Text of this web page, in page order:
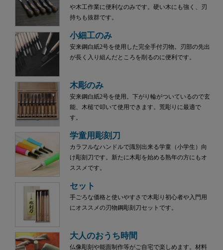
や木工作業に便利なのみです。硬い木にも強く、刃
持ちも抜群です。
小細工のみ
安来鋼白紙2号を使用した完全手付刃物。刃部の先出
が長く入り組んだところを削るのに便利です。
木彫のみ
安来鋼白紙2号を使用。下がり輪がついているので玄
能、木槌で叩いて使用できます。荒彫りに最適で
す。
学童用彫刻刀
カラフルなハンドルで識別出来る学童（小学生）向
け彫刻刀です。新たに木彫を始める熟年の方にもオ
ススメです。
セット
手ごろな価格と使いやすさで木彫り初心者や入門用
にオススメの刃物鋼彫刻刀セットです。
大人のおうち時間
仏像彫刻や能面制作等がご自宅で楽しめます。材料